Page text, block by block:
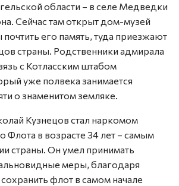
области – в селе Медведки
Сейчас там открыт дом-музей
его память, туда приезжают
страны. Родственники адмирала
с Котласским штабом
уже полвека занимается
о знаменитом земляке.
Кузнецов стал наркомом
в возрасте 34 лет – самым
страны. Он умел принимать
меры, благодаря
флот в самом начале